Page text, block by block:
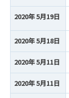
2020年 5月19日
2020年 5月18日
2020年 5月11日
2020年 5月11日